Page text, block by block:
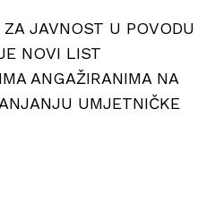
JAVNOST U POVODU
NOVI LIST
ANGAŽIRANIMA NA
UMJETNIČKE